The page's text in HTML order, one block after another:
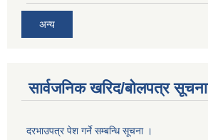
अन्य
सार्वजनिक खरिद/बोलपत्र सूचना
दरभाउपत्र पेश गर्ने सम्बन्धि सूचना ।